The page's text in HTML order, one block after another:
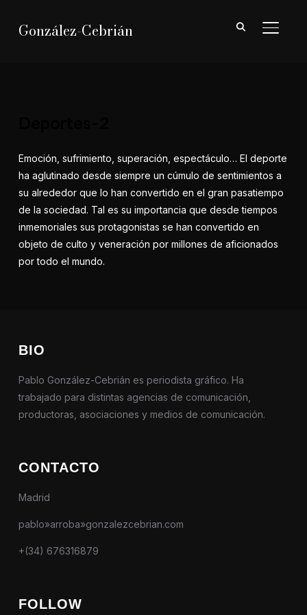
González-Cebrián
Emoción, sufrimiento, superación, espectáculo… El deporte
ha aglutinado desde siempre un cúmulo de sentimientos a
su alrededor que lo han convertido en el gran pasatiempo
de la sociedad. Tal es su importancia que desde tiempos
inmemoriales sus protagonistas se han convertido en
objeto de culto y veneración por millones de aficionados
por todo el mundo.
BIO
Pablo González-Cebrián es periodista gráfico. Ha
trabajado para distintas agencias de comunicación,
productoras, asociaciones y medios de comunicación.
CONTACTO
Madrid
pablo»arroba»gonzalezcebrian.com
+(34) 676316879
FOLLOW